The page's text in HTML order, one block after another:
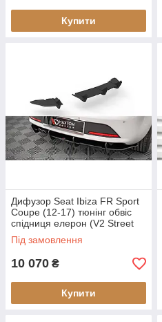
Купити
Дифузор Seat Ibiza FR Sport
Coupe (12-17) тюнінг обвіс
спідниця елерон (V2 Street
Pro)
Під замовлення
10 070 ₴
Купити